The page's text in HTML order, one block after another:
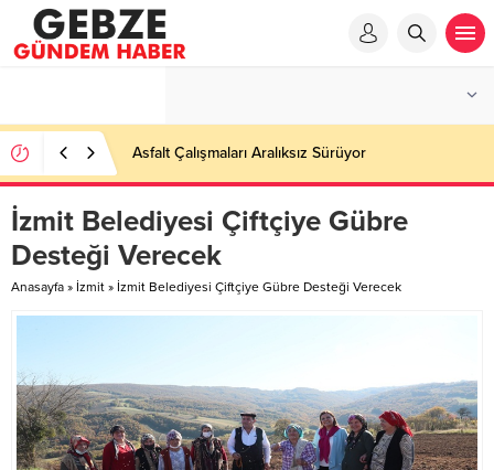
Asfalt Çalışmaları Aralıksız Sürüyor
İzmit Belediyesi Çiftçiye Gübre
Desteği Verecek
Anasayfa » İzmit » İzmit Belediyesi Çiftçiye Gübre Desteği Verecek